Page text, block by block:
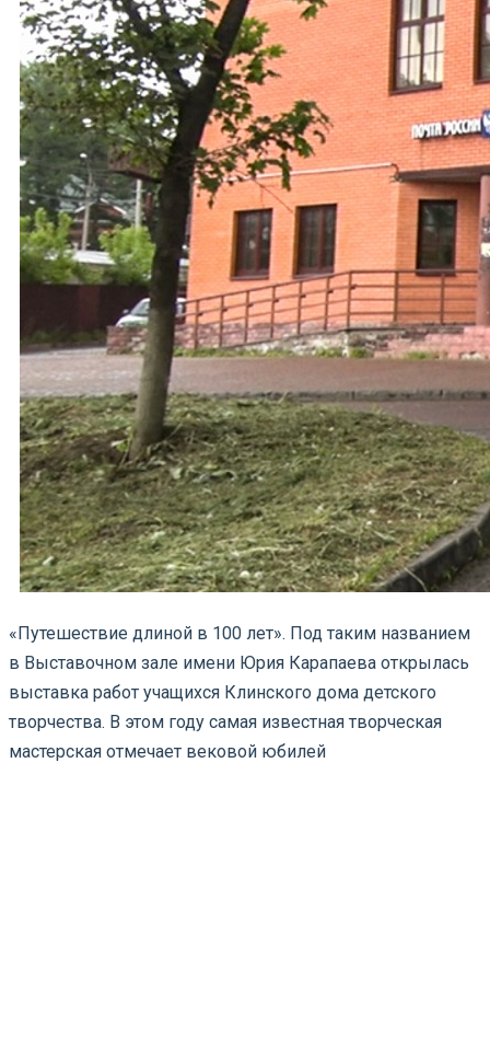
«Путешествие длиной в 100 лет». Под таким названием
в Выставочном зале имени Юрия Карапаева открылась
выставка работ учащихся Клинского дома детского
творчества. В этом году самая известная творческая
мастерская отмечает вековой юбилей